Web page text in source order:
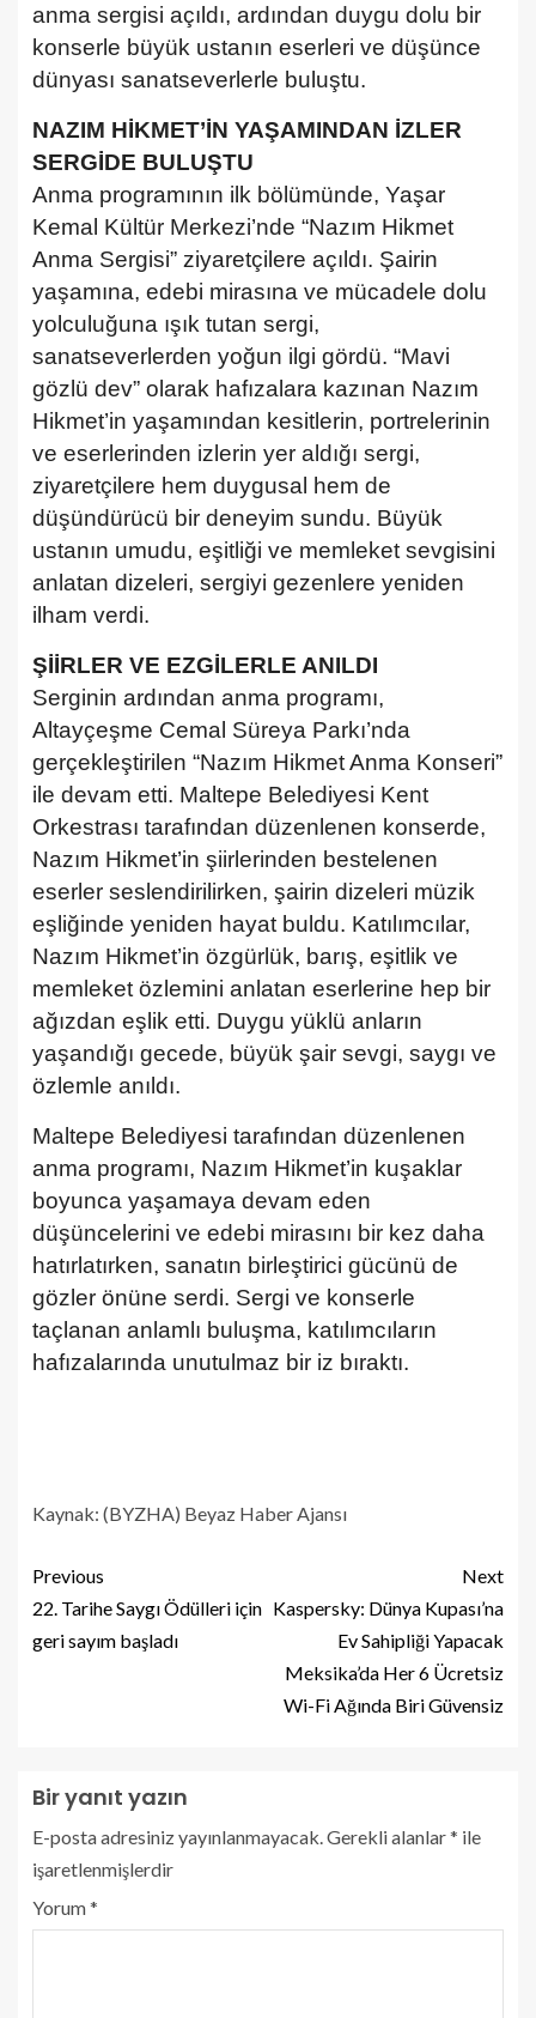
anma sergisi açıldı, ardından duygu dolu bir
konserle büyük ustanın eserleri ve düşünce
dünyası sanatseverlerle buluştu.
NAZIM HİKMET’İN YAŞAMINDAN İZLER
SERGİDE BULUŞTU
Anma programının ilk bölümünde, Yaşar
Kemal Kültür Merkezi’nde “Nazım Hikmet
Anma Sergisi” ziyaretçilere açıldı. Şairin
yaşamına, edebi mirasına ve mücadele dolu
yolculuğuna ışık tutan sergi,
sanatseverlerden yoğun ilgi gördü. “Mavi
gözlü dev” olarak hafızalara kazınan Nazım
Hikmet’in yaşamından kesitlerin, portrelerinin
ve eserlerinden izlerin yer aldığı sergi,
ziyaretçilere hem duygusal hem de
düşündürücü bir deneyim sundu. Büyük
ustanın umudu, eşitliği ve memleket sevgisini
anlatan dizeleri, sergiyi gezenlere yeniden
ilham verdi.
ŞİİRLER VE EZGİLERLE ANILDI
Serginin ardından anma programı,
Altayçeşme Cemal Süreya Parkı’nda
gerçekleştirilen “Nazım Hikmet Anma Konseri”
ile devam etti. Maltepe Belediyesi Kent
Orkestrası tarafından düzenlenen konserde,
Nazım Hikmet’in şiirlerinden bestelenen
eserler seslendirilirken, şairin dizeleri müzik
eşliğinde yeniden hayat buldu. Katılımcılar,
Nazım Hikmet’in özgürlük, barış, eşitlik ve
memleket özlemini anlatan eserlerine hep bir
ağızdan eşlik etti. Duygu yüklü anların
yaşandığı gecede, büyük şair sevgi, saygı ve
özlemle anıldı.
Maltepe Belediyesi tarafından düzenlenen
anma programı, Nazım Hikmet’in kuşaklar
boyunca yaşamaya devam eden
düşüncelerini ve edebi mirasını bir kez daha
hatırlatırken, sanatın birleştirici gücünü de
gözler önüne serdi. Sergi ve konserle
taçlanan anlamlı buluşma, katılımcıların
hafızalarında unutulmaz bir iz bıraktı.
Kaynak: (BYZHA) Beyaz Haber Ajansı
Previous
22. Tarihe Saygı Ödülleri için
geri sayım başladı
Next
Kaspersky: Dünya Kupası’na
Ev Sahipliği Yapacak
Meksika’da Her 6 Ücretsiz
Wi-Fi Ağında Biri Güvensiz
Bir yanıt yazın
E-posta adresiniz yayınlanmayacak. Gerekli alanlar* ile
işaretlenmişlerdir
Yorum*